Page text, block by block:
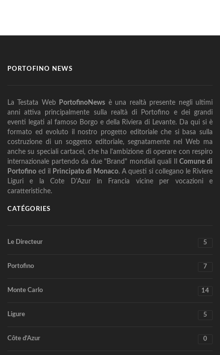
PORTOFINO NEWS
La Testata Web PortofinoNews è una realtà presente negli ultimi
anni attiva principalmente sulla realtà di Portofino e dei grandi
eventi legati al famoso Borgo e della Riviera di Levante. Da qui si è
formato ed evoluto il nostro progetto editoriale che si basa sulla
costruzione di un soggetto editoriale, segnatamente nel Web ma
anche su speciali cartacei, che ha l'ambizione di operare con respiro
internazionale partendo da due "Brand" mondiali quali IlComune di
Portofino ed il Principato di Monaco. A questi si collegano le Riviere
Liguri e la Cote D'Azur in Francia vicine per vocazioni e
caratteristiche.
CATÉGORIES
Le Directeur 5
Portofino 7
Monte Carlo 14
Ligure 5
Côte d'Azur 0